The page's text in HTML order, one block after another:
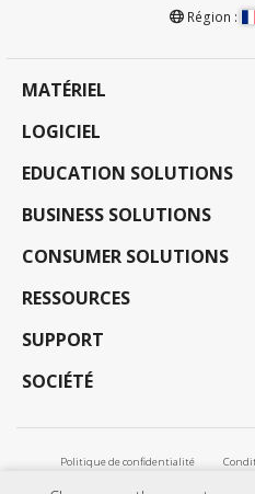
Région :
MATÉRIEL
LOGICIEL
EDUCATION SOLUTIONS
BUSINESS SOLUTIONS
CONSUMER SOLUTIONS
RESSOURCES
SUPPORT
SOCIÉTÉ
Politique de confidentialité